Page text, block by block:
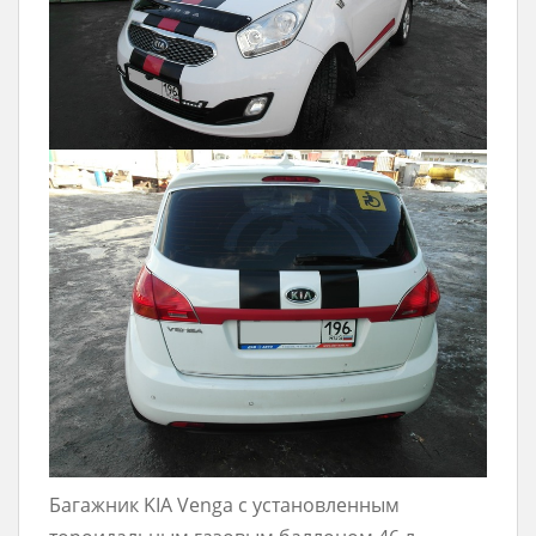
Багажник KIA Venga с установленным